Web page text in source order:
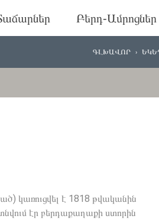
Բերդ-Ամրոցներ
ԳԼԽԱՎՈՐ
կառուցվել է 1818 թվականին
էր բերդաքաղաքի ստորին